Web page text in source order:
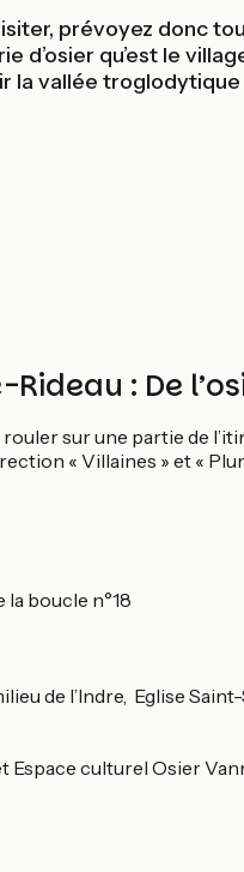
prévoyez donc
d’osier qu’est le
la vallée
: De
sur une partie de
« Villaines » et «
la boucle n°18
de l’Indre, Eglise
Espace culturel Osier